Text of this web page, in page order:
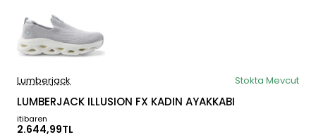
Lumberjack Stokta Mevcut
LUMBERJACK ILLUSION FX KADIN AYAKKABI
itibaren
2.644,99TL